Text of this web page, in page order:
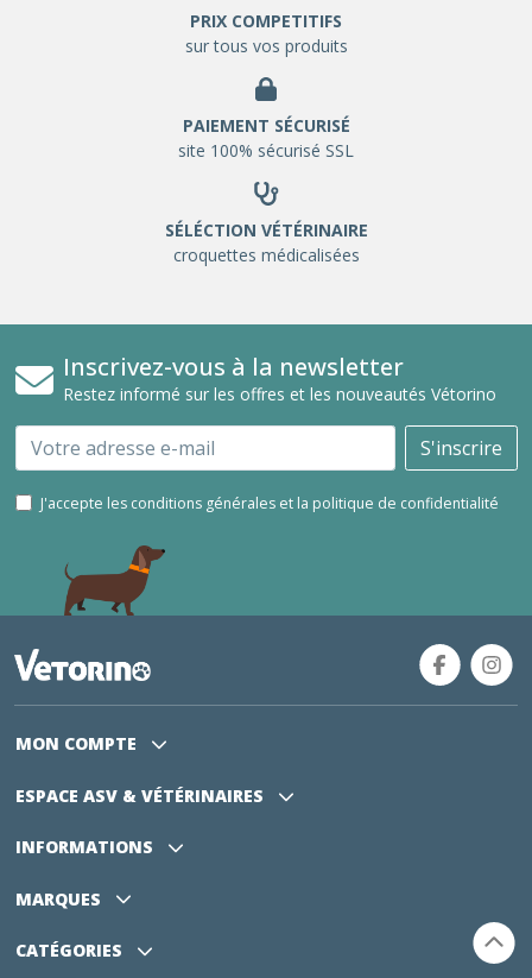
PRIX COMPETITIFS
sur tous vos produits
PAIEMENT SÉCURISÉ
site 100% sécurisé SSL
SÉLÉCTION VÉTÉRINAIRE
croquettes médicalisées
Inscrivez-vous à la newsletter
Restez informé sur les offres et les nouveautés Vétorino
Email S'inscrire
J'accepte les conditions générales et la politique de confidentialité
MON COMPTE
ESPACE ASV & VÉTÉRINAIRES
INFORMATIONS
MARQUES
CATÉGORIES